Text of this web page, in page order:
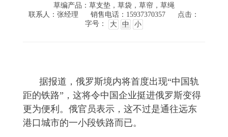
草编产品：草支垫，草袋，草帘，草绳
联系人：张经理
销售电话：15937370357
点击：
字号：
大 中 小
据报道，俄罗斯境内将首度出现“中国轨
距的铁路”，这将令中国企业挺进俄罗斯变得
更为便利。俄官员表示，这不过是通往远东
港口城市的一小段铁路而已。